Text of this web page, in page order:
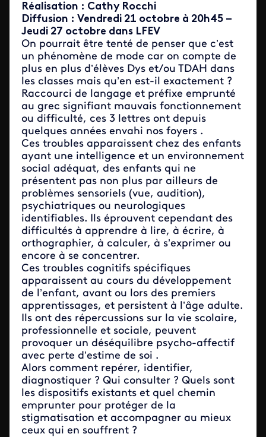
Réalisation : Cathy Rocchi
Diffusion : Vendredi 21 octobre à 20h45 –
Jeudi 27 octobre dans LFEV
On pourrait être tenté de penser que c’est
un phénomène de mode car on compte de
plus en plus d’élèves Dys et/ou TDAH dans
les classes mais qu’en est-il exactement ?
Raccourci de langage et préfixe emprunté
au grec signifiant mauvais fonctionnement
ou difficulté, ces 3 lettres ont depuis
quelques années envahi nos foyers .
Ces troubles apparaissent chez des enfants
ayant une intelligence et un environnement
social adéquat, des enfants qui ne
présentent pas non plus par ailleurs de
problèmes sensoriels (vue, audition),
psychiatriques ou neurologiques
identifiables. Ils éprouvent cependant des
difficultés à apprendre à lire, à écrire, à
orthographier, à calculer, à s’exprimer ou
encore à se concentrer.
Ces troubles cognitifs spécifiques
apparaissent au cours du développement
de l’enfant, avant ou lors des premiers
apprentissages, et persistent à l’âge adulte.
Ils ont des répercussions sur la vie scolaire,
professionnelle et sociale, peuvent
provoquer un déséquilibre psycho-affectif
avec perte d’estime de soi .
Alors comment repérer, identifier,
diagnostiquer ? Qui consulter ? Quels sont
les dispositifs existants et quel chemin
emprunter pour protéger de la
stigmatisation et accompagner au mieux
ceux qui en souffrent ?